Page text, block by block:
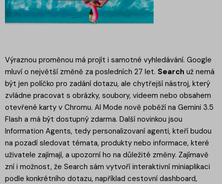
Výraznou proměnou má projít i samotné vyhledávání. Google
mluví o největší změně za posledních 27 let. Search už nemá
být jen políčko pro zadání dotazu, ale chytřejší nástroj, který
zvládne pracovat s obrázky, soubory, videem nebo obsahem
otevřené karty v Chromu. AI Mode nově poběží na Gemini 3.5
Flash a má být dostupný zdarma. Další novinkou jsou
Information Agents, tedy personalizovaní agenti, kteří budou
na pozadí sledovat témata, produkty nebo informace, které
uživatele zajímají, a upozorní ho na důležité změny. Zajímavě
zní i možnost, že Search sám vytvoří interaktivní miniaplikaci
podle konkrétního dotazu, například cestovní dashboard,